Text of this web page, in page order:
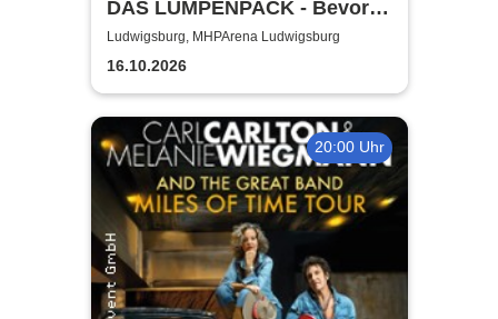
DAS LUMPENPACK - Bevor
der Mut dich verlässt
Ludwigsburg, MHPArena Ludwigsburg
16.10.2026
20:00 Uhr